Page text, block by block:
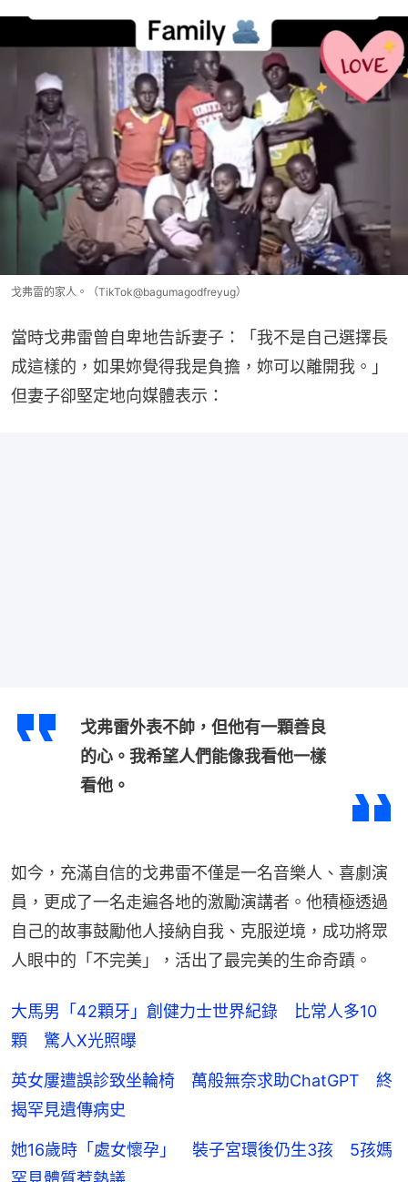
戈弗雷的家人。（TikTok@bagumagodfreyug）
當時戈弗雷曾自卑地告訴妻子：「我不是自己選擇長
成這樣的，如果妳覺得我是負擔，妳可以離開我。」
但妻子卻堅定地向媒體表示：
戈弗雷外表不帥，但他有一顆善良
的心。我希望人們能像我看他一樣
看他。
如今，充滿自信的戈弗雷不僅是一名音樂人、喜劇演
員，更成了一名走遍各地的激勵演講者。他積極透過
自己的故事鼓勵他人接納自我、克服逆境，成功將眾
人眼中的「不完美」，活出了最完美的生命奇蹟。
大馬男「42顆牙」創健力士世界紀錄 比常人多10
顆 驚人X光照曝
英女屢遭誤診致坐輪椅 萬般無奈求助ChatGPT 終
揭罕見遺傳病史
她16歲時「處女懷孕」 裝子宮環後仍生3孩 5孩媽